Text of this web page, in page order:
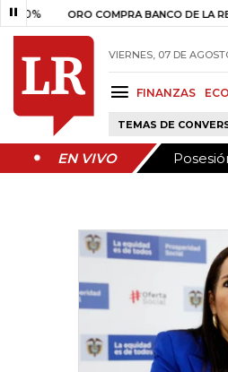
ORO COMPRA BANCO DE LA
VIERNES, 07 DE
FINANZAS
TEMAS DE
EN VIVO
EN VIVO